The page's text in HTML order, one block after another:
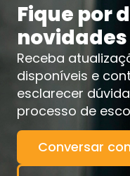
Fique por
novidades
Receba
disponíveis e
esclarecer
processo de
Conversar